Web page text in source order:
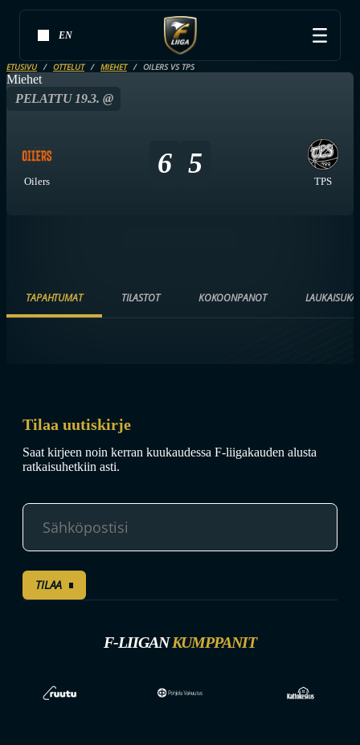
EN
ETUSIVU OTTELUT MIEHET OILERS VS TPS
Miehet
PELATTU 19.3. @
Oilers
6 5
TPS
TAPAHTUMAT TILASTOT KOKOONPANOT
Tilaa uutiskirje
Saat kirjeen noin kerran kuukaudessa F-liigakauden alusta
ratkaisuhetkiin asti.
TILAA
F-LIIGANKUMPPANIT